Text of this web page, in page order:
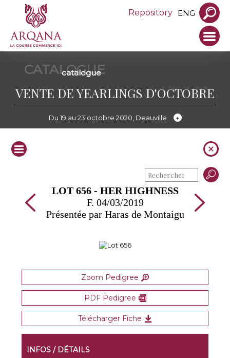
Repository ENG
CATALOGUE
catalogue
VENTE DE YEARLINGS D'OCTOBRE
Du 19 au 23 octobre 2020, Deauville
LOT 656 - HER HIGHNESS
F. 04/03/2019
Présentée par Haras de Montaigu
Zoom Pedigree
PDF Pedigree
Télécharger Fiche
INFOS / DÉTAILS